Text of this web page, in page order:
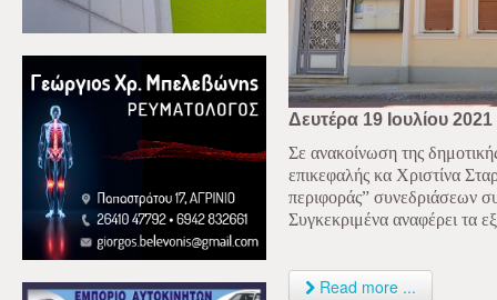
Δευτέρα 19 Ιουλίου 2021
Σε ανακοίνωση της
επικεφαλής κα Χριστίνα
περιφοράς” συνεδριάσεων
Συγκεκριμένα αναφέρει τα
Read more ...